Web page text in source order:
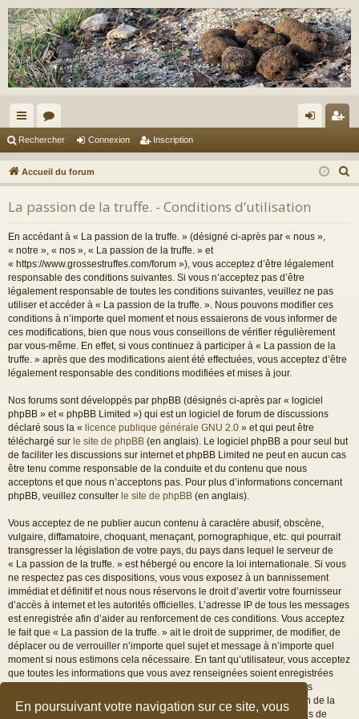
En poursuivant votre navigation sur ce site, vous
ac
co
ur
ci
s
or
u
m
s
ne
xi
on
cri
pti
Rechercher Connexion Inscription
Accueil du forum
e
La passion de la truffe. - Conditions d’utilisation
En accédant à « La passion de la truffe. » (désigné ci-après par « nous »,
« notre », « nos », « La passion de la truffe. » et
« https://www.grossestruffes.com/forum »), vous acceptez d’être légalement
responsable des conditions suivantes. Si vous n’acceptez pas d’être
légalement responsable de toutes les conditions suivantes, veuillez ne pas
utiliser et accéder à « La passion de la truffe. ». Nous pouvons modifier ces
conditions à n’importe quel moment et nous essaierons de vous informer de
ces modifications, bien que nous vous conseillons de vérifier régulièrement
par vous-même. En effet, si vous continuez à participer à « La passion de la
truffe. » après que des modifications aient été effectuées, vous acceptez d’être
légalement responsable des conditions modifiées et mises à jour.
Nos forums sont développés par phpBB (désignés ci-après par « logiciel
phpBB » et « phpBB Limited ») qui est un logiciel de forum de discussions
déclaré sous la « licence publique générale GNU 2.0 » et qui peut être
téléchargé sur le site de phpBB (en anglais). Le logiciel phpBB a pour seul but
de faciliter les discussions sur internet et phpBB Limited ne peut en aucun cas
être tenu comme responsable de la conduite et du contenu que nous
acceptons et que nous n’acceptons pas. Pour plus d’informations concernant
phpBB, veuillez consulter le site de phpBB (en anglais).
Vous acceptez de ne publier aucun contenu à caractère abusif, obscène,
vulgaire, diffamatoire, choquant, menaçant, pornographique, etc. qui pourrait
transgresser la législation de votre pays, du pays dans lequel le serveur de
« La passion de la truffe. » est hébergé ou encore la loi internationale. Si vous
ne respectez pas ces dispositions, vous vous exposez à un bannissement
immédiat et définitif et nous nous réservons le droit d’avertir votre fournisseur
d’accès à internet et les autorités officielles. L’adresse IP de tous les messages
est enregistrée afin d’aider au renforcement de ces conditions. Vous acceptez
le fait que « La passion de la truffe. » ait le droit de supprimer, de modifier, de
déplacer ou de verrouiller n’importe quel sujet et message à n’importe quel
moment si nous estimons cela nécessaire. En tant qu’utilisateur, vous acceptez
que toutes les informations que vous avez renseignées soient enregistrées
dans notre base de données. Bien que ces informations ne seront pas
diffusées à une tierce partie sans votre consentement, ni « La passion de la
truffe. », ni phpBB, ne pourront être tenus comme responsables en cas de